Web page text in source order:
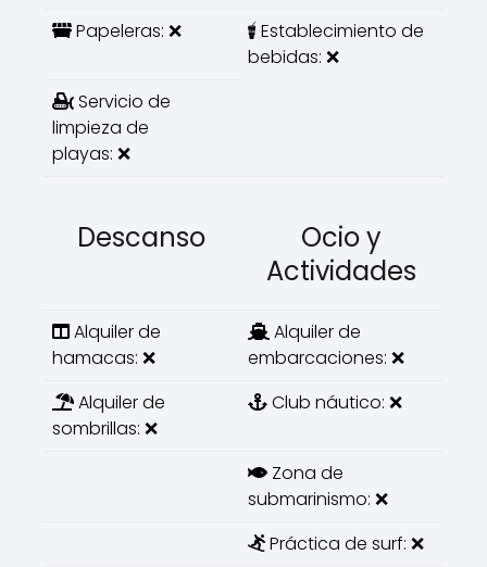
Papeleras: ❌
Establecimiento de
bebidas: ❌
Servicio de
limpieza de
playas: ❌
Descanso
Ocio y
Actividades
Alquiler de
hamacas: ❌
Alquiler de
embarcaciones: ❌
Alquiler de
sombrillas: ❌
Club náutico: ❌
Zona de
submarinismo: ❌
Práctica de surf: ❌